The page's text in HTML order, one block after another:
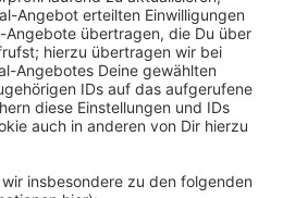
Leverkusen